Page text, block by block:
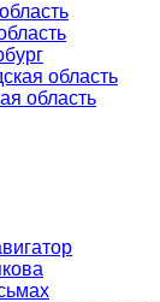
область
область